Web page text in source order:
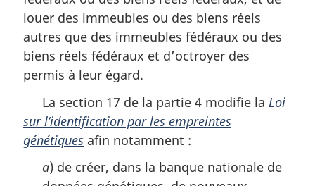
louer des immeubles ou des biens réels
autres que des immeubles fédéraux ou des
biens réels fédéraux et d’octroyer des
permis à leur égard.
La section 17 de la partie 4 modifie la Loi
sur l’identification par les empreintes
génétiques afin notamment :
a) de créer, dans la banque nationale de